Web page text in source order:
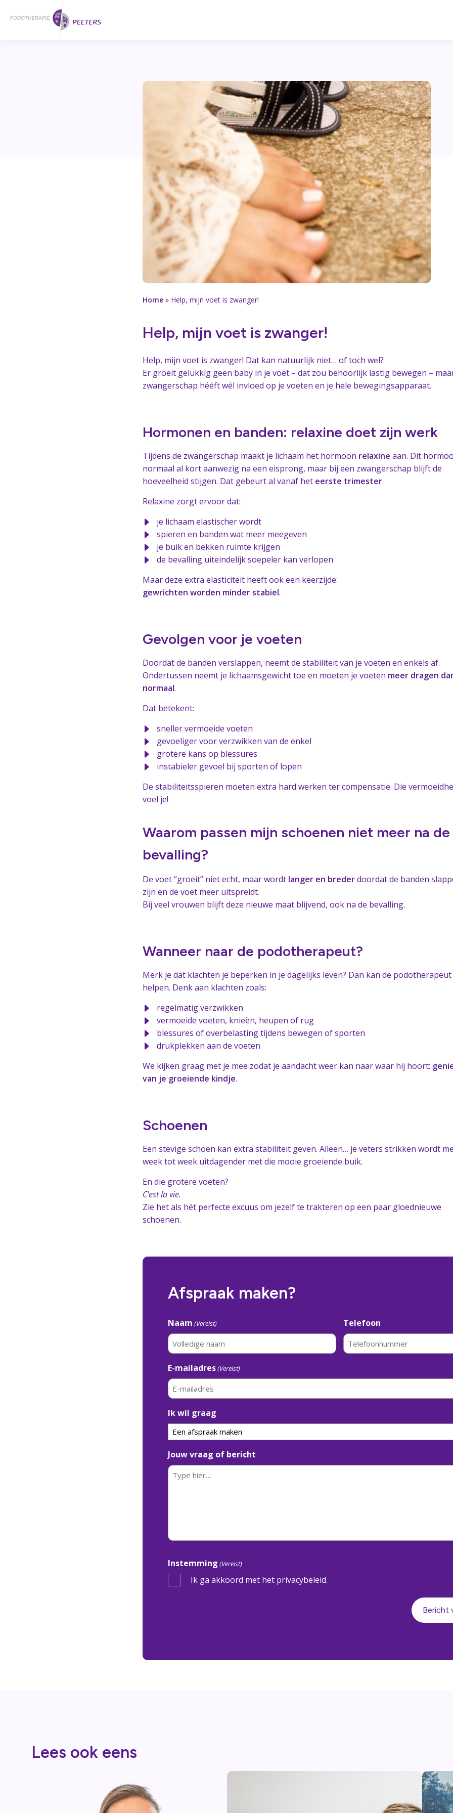
hoofdinhoud
Home » Help, mijn voet is zwanger!
Help, mijn voet is zwanger!
Help, mijn voet is zwanger! Dat kan natuurlijk niet… of toch wel?
Er groeit gelukkig geen baby in je voet – dat zou behoorlijk lastig bewegen –
zwangerschap hééft wél invloed op je voeten en je hele bewegingsapparaat.
Hormonen en banden: relaxine doet zijn werk
Tijdens de zwangerschap maakt je lichaam het hormoon relaxine aan. Dit
normaal al kort aanwezig na een eisprong, maar bij een zwangerschap blijft de
hoeveelheid stijgen. Dat gebeurt al vanaf het eerste trimester.
Relaxine zorgt ervoor dat:
je lichaam elastischer wordt
spieren en banden wat meer meegeven
je buik en bekken ruimte krijgen
de bevalling uiteindelijk soepeler kan verlopen
Maar deze extra elasticiteit heeft ook een keerzijde:
gewrichten worden minder stabiel.
Gevolgen voor je voeten
Doordat de banden verslappen, neemt de stabiliteit van je voeten en enkels af.
Ondertussen neemt je lichaamsgewicht toe en moeten je voeten meer dragen
normaal.
Dat betekent:
sneller vermoeide voeten
gevoeliger voor verzwikken van de enkel
grotere kans op blessures
instabieler gevoel bij sporten of lopen
De stabiliteitsspieren moeten extra hard werken ter compensatie. Die
voel je!
Waarom passen mijn schoenen niet meer na de
bevalling?
De voet “groeit” niet echt, maar wordt langer en brederdoordat de banden
zijn en de voet meer uitspreidt.
Bij veel vrouwen blijft deze nieuwe maat blijvend, ook na de bevalling.
Wanneer naar de podotherapeut?
Merk je dat klachten je beperken in je dagelijks leven? Dan kan de podotherapeut
helpen. Denk aan klachten zoals:
regelmatig verzwikken
vermoeide voeten, knieën, heupen of rug
blessures of overbelasting tijdens bewegen of sporten
drukplekken aan de voeten
We kijken graag met je mee zodat je aandacht weer kan naar waar hij hoort:
van je groeiende kindje.
Schoenen
Een stevige schoen kan extra stabiliteit geven. Alleen… je veters strikken wordt
week tot week uitdagender met die mooie groeiende buik.
En die grotere voeten?
C’est la vie.
Zie het als hét perfecte excuus om jezelf te trakteren op een paar gloednieuwe
schoenen.
Afspraak maken?
Naam (Vereist) Telefoon
E-mailadres(Vereist)
Ik wil graag
Jouw vraag of bericht
Instemming (Vereist)
Ik ga akkoord met het privacybeleid.
Bericht
Lees ook eens